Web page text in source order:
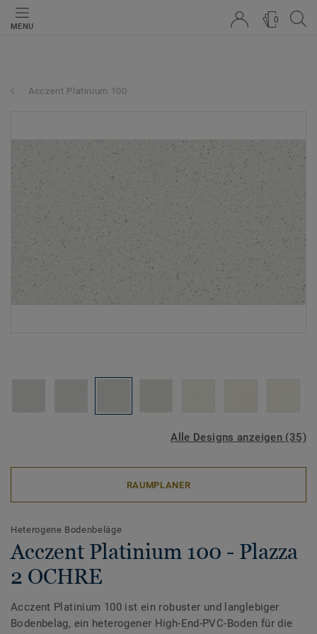
MENU
0
Acczent Platinium 100
Alle Designs anzeigen (35)
RAUMPLANER
Heterogene Bodenbeläge
Acczent Platinium 100 - Plazza
2 OCHRE
Acczent Platinium 100 ist ein robuster und langlebiger
Bodenbelag, ein heterogener High-End-PVC-Boden für die